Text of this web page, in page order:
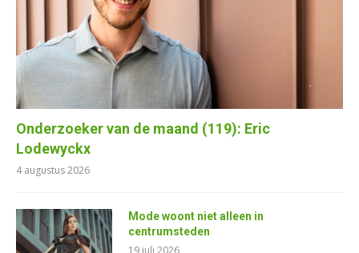
Onderzoeker van de maand (119): Eric
Lodewyckx
4 augustus 2026
Mode woont niet alleen in
centrumsteden